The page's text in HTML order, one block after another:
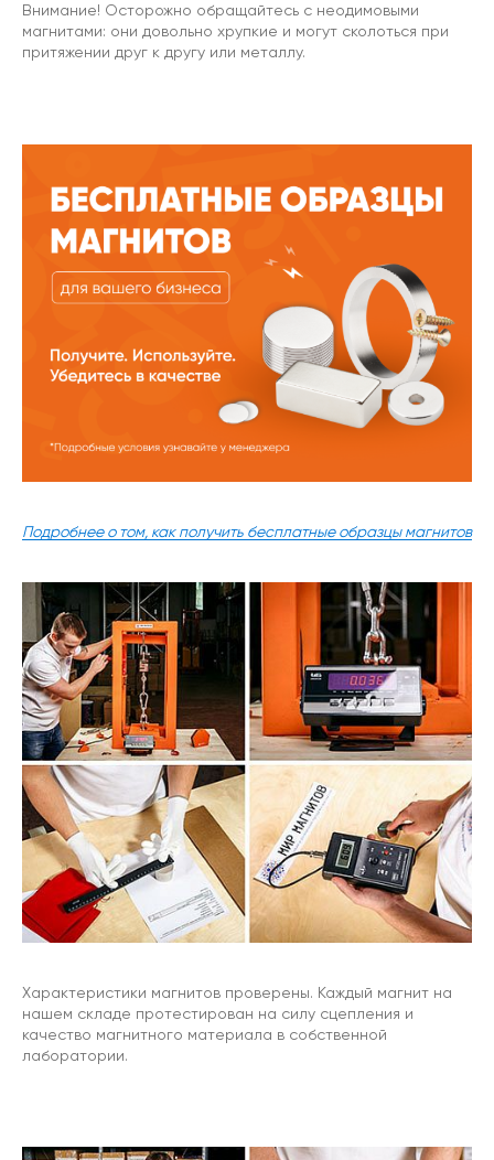
Внимание! Осторожно обращайтесь с неодимовыми
магнитами: они довольно хрупкие и могут сколоться при
притяжении друг к другу или металлу.
Подробнее о том, как получить бесплатные образцы магнитов
Характеристики магнитов проверены. Каждый магнит на
нашем складе протестирован на силу сцепления и
качество магнитного материала в собственной
лаборатории.